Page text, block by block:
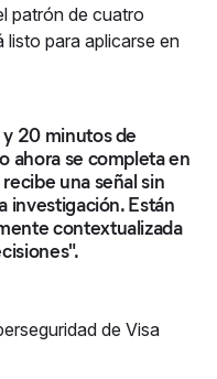
patrón de cuatro
para aplicarse en
20 minutos de
ahora se completa en
una señal sin
investigación. Están
contextualizada
de Visa